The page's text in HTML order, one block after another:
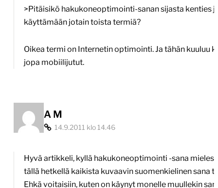
>Pitäisikö hakukoneoptimointi-sanan sijasta kenties
käyttämään jotain toista termiä?
Oikea termi on Internetin optimointi. Ja tähän kuuluu
jopa mobiilijutut.
A M
14.9.2011 klo 14.46
Hyvä artikkeli, kyllä hakukoneoptimointi -sana
tällä hetkellä kaikista kuvaavin suomenkielinen sana
Ehkä voitaisiin, kuten on käynyt monelle muullekin